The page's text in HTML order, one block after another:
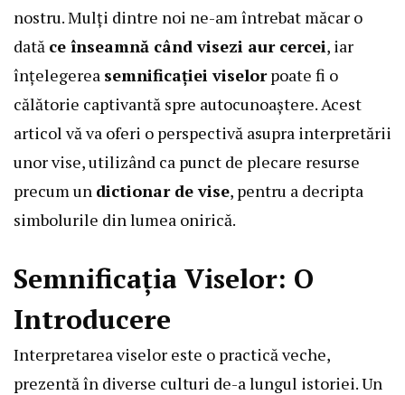
nostru. Mulți dintre noi ne-am întrebat măcar o
dată ce înseamnă când visezi aur cercei, iar
înțelegerea semnificației viselorpoate fi o
călătorie captivantă spre autocunoaștere. Acest
articol vă va oferi o perspectivă asupra interpretării
unor vise, utilizând ca punct de plecare resurse
precum un dictionar de vise, pentru a decripta
simbolurile din lumea onirică.
Semnificația Viselor: O
Introducere
Interpretarea viselor este o practică veche,
prezentă în diverse culturi de-a lungul istoriei. Un